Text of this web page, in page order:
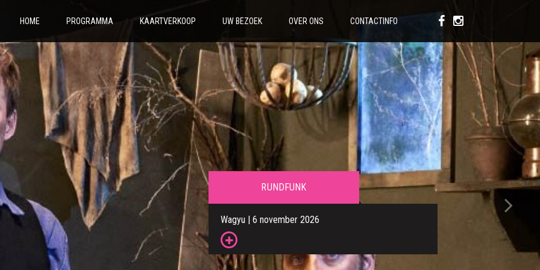
HOME PROGRAMMA KAARTVERKOOP UW BEZOEK OVER ONS CONTACTINFO
RUNDFUNK
Wagyu | 6 november 2026